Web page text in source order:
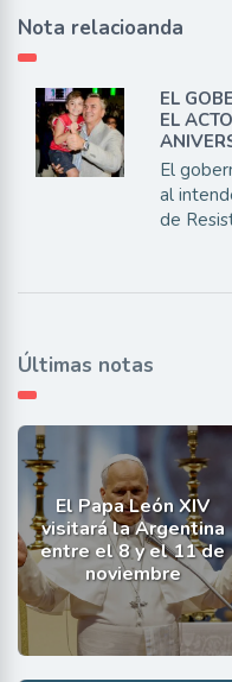
Nota relacioanda
EL
EL
El
al
de
Últimas notas
El Papa León XIV
visitará la Argentina
entre el 8 y el 11 de
noviembre